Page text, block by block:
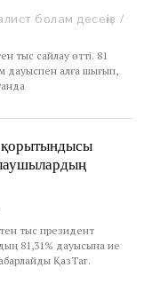
болам десеңіз /
тыс сайлау өтті. 81
дауыспен алға шығып,
қорытындысы
тыс президент
81,31% дауысына ие
ҚазТаг.